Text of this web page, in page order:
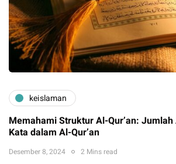
keislaman
Memahami Struktur Al-Qur’an:
Kata dalam Al-Qur’an
Desember 8, 2024 2 Mins read